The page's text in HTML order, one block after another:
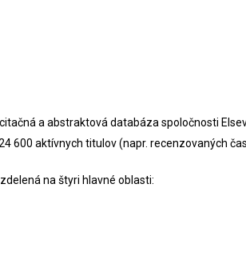
a abstraktová databáza spoločnosti
600 aktívnych titulov (napr. recenzovaných
na štyri hlavné oblasti: